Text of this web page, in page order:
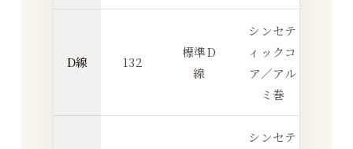
D線 132
標準D
線
シンセテ
ィックコ
ア／アル
ミ巻
シンセテ